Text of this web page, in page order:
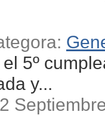
5º
y...